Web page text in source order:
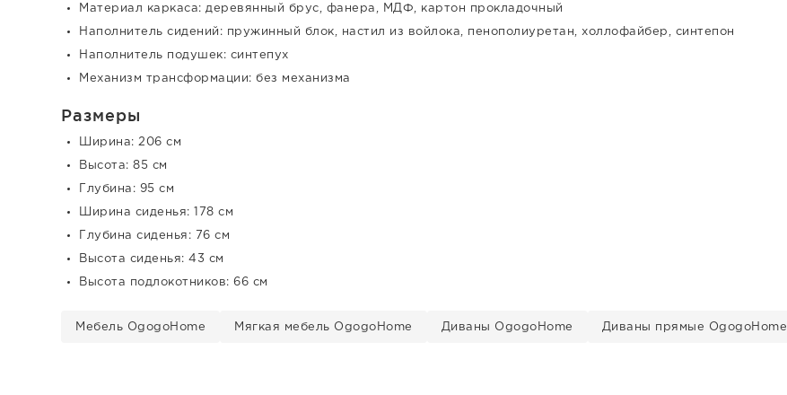
Материал каркаса: деревянный брус, фанера, МДФ, картон прокладочный
Наполнитель сидений: пружинный блок, настил из войлока, пенополиуретан, холлофайбер, синтепон
Наполнитель подушек: синтепух
Механизм трансформации: без механизма
Размеры
Ширина: 206 см
Высота: 85 см
Глубина: 95 см
Ширина сиденья: 178 см
Глубина сиденья: 76 см
Высота сиденья: 43 см
Высота подлокотников: 66 см
Мебель OgogoHome Мягкая мебель OgogoHome Диваны OgogoHome Диваны прямые OgogoHome